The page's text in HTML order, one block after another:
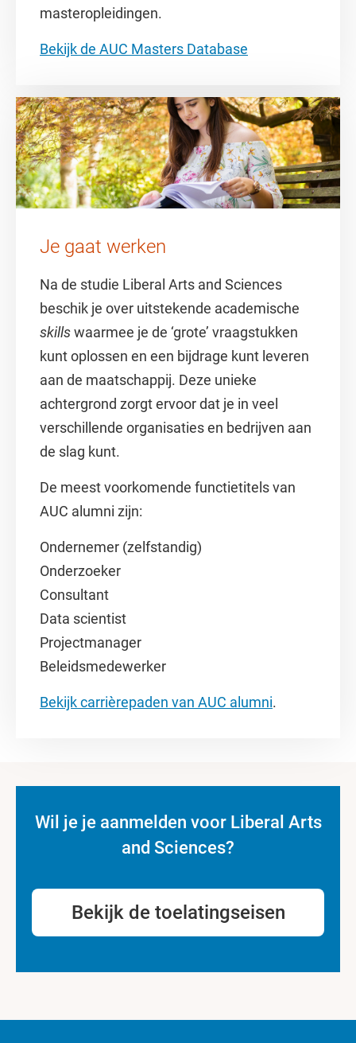
masteropleidingen.
Bekijk de AUC Masters Database
Je gaat werken
Na de studie Liberal Arts and Sciences
beschik je over uitstekende academische
skillswaarmee je de ‘grote’ vraagstukken
kunt oplossen en een bijdrage kunt leveren
aan de maatschappij. Deze unieke
achtergrond zorgt ervoor dat je in veel
verschillende organisaties en bedrijven aan
de slag kunt.
De meest voorkomende functietitels van
AUC alumni zijn:
Ondernemer (zelfstandig)
Onderzoeker
Consultant
Data scientist
Projectmanager
Beleidsmedewerker
Bekijk carrièrepaden van AUC alumni.
Wil je je aanmelden voor Liberal Arts
and Sciences?
Bekijk de toelatingseisen